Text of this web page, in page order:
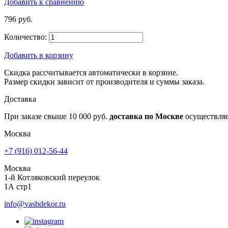
796 руб.
Количество:
Добавить в корзину
Скидка рассчитывается автоматически в корзине.
Размер скидки зависит от производителя и суммы заказа.
Доставка
При заказе свыше 10 000 руб. доставка по Москве
Москва
+7 (916) 012-56-44
Москва
1-й Котляковский переулок
1А стр1
info@vashdekor.ru